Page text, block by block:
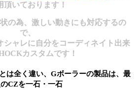
頂いております！
の為、激しい動きにも対応するの
で、
シャレに自分をコーディネイト出来
カスタムです！
は全く違い、Gボーラーの製品は、最
CZを一石・一石